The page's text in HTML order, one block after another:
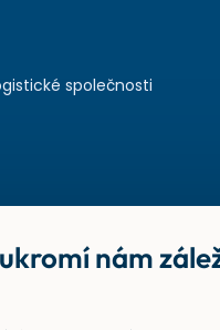
společnosti
nám